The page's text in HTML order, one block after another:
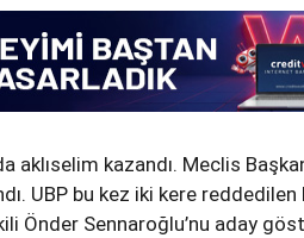
aklıselim kazandı. Meclis
UBP bu kez iki kere
Önder Sennaroğlu’nu aday